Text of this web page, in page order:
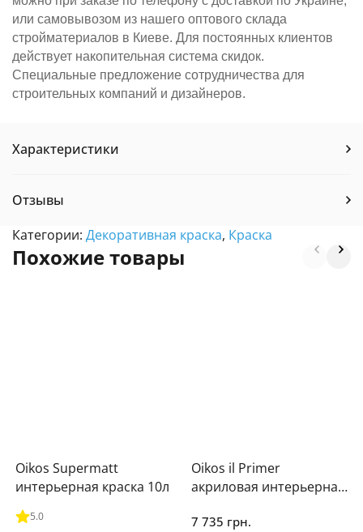
или самовывозом из нашего оптового склада
стройматериалов в Киеве. Для постоянных клиентов
действует накопительная система скидок.
Специальные предложение сотрудничества для
строительных компаний и дизайнеров.
Характеристики
Отзывы
Категории: Декоративная краска, Краска
Похожие товары
Oikos Supermatt
интерьерная краска 10л
5.0
Oikos il Primer
акриловая интерьерная
7 735 грн.